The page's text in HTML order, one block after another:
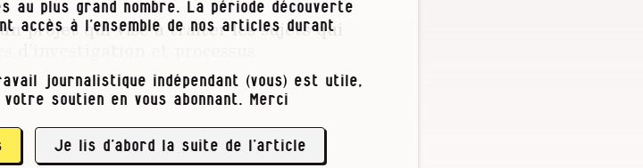
projet qui vise à traiter les sujets qui
et processus
avec nous.
sur l’un ou l’autre sujet, que vous
un endroit ou une personne à
curieux.se de …
au plus grand nombre. La période découverte
accès à l’ensemble de nos articles durant
journalistique indépendant (vous) est utile,
soutien en vous abonnant. Merci
Je lis d’abord la suite de l’article